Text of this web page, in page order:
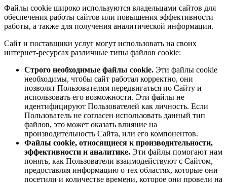
Файлы cookie широко используются владельцами сайтов для
обеспечения работы сайтов или повышения эффективности
работы, а также для получения аналитической информации.
Сайт и поставщики услуг могут использовать на своих
интернет-ресурсах различные типы файлов cookie:
Строго необходимые файлы cookie. Эти файлы cookie
необходимы, чтобы сайт работал корректно, они
позволят Пользователям передвигаться по Сайту и
использовать его возможности. Эти файлы не
идентифицируют Пользователей как личность. Если
Пользователь не согласен использовать данный тип
файлов, это может оказать влияние на
производительность Сайта, или его компонентов.
Файлы cookie, относящиеся к производительности,
эффективности и аналитике. Эти файлы помогают нам
понять, как Пользователи взаимодействуют с Сайтом,
предоставляя информацию о тех областях, которые они
посетили и количестве времени, которое они провели на